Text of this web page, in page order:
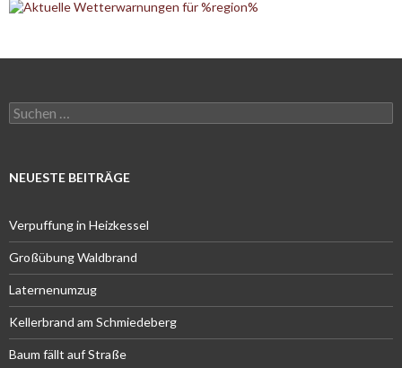
Suchen
nach:
NEUESTE BEITRÄGE
Verpuffung in Heizkessel
Großübung Waldbrand
Laternenumzug
Kellerbrand am Schmiedeberg
Baum fällt auf Straße